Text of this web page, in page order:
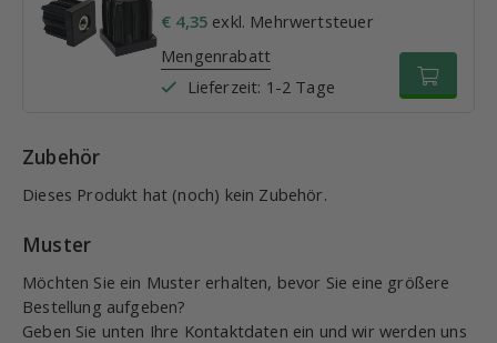
€ 4,35 exkl. Mehrwertsteuer
Mengenrabatt
Lieferzeit: 1-2 Tage
Zubehör
Dieses Produkt hat (noch) kein Zubehör.
Muster
Möchten Sie ein Muster erhalten, bevor Sie eine größere
Bestellung aufgeben?
Geben Sie unten Ihre Kontaktdaten ein und wir werden uns